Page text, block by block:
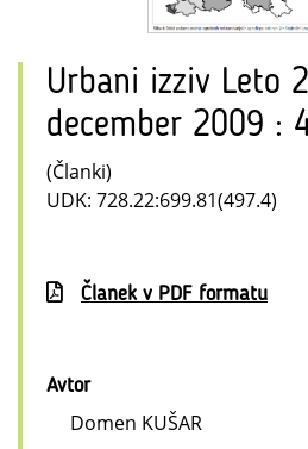
Urbani izziv Leto
december 2009 :
(Članki)
UDK: 728.22:699.81(497.4)
Članek v PDF formatu
Avtor
Domen KUŠAR